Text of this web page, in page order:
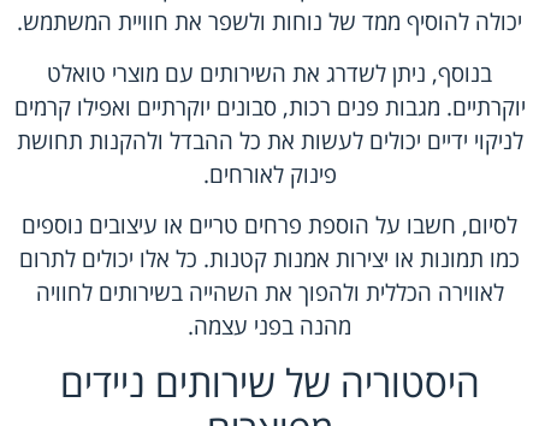
יכולה להוסיף ממד של נוחות ולשפר את חוויית המשתמש.
בנוסף, ניתן לשדרג את השירותים עם מוצרי טואלט
יוקרתיים. מגבות פנים רכות, סבונים יוקרתיים ואפילו קרמים
לניקוי ידיים יכולים לעשות את כל ההבדל ולהקנות תחושת
פינוק לאורחים.
לסיום, חשבו על הוספת פרחים טריים או עיצובים נוספים
כמו תמונות או יצירות אמנות קטנות. כל אלו יכולים לתרום
לאווירה הכללית ולהפוך את השהייה בשירותים לחוויה
מהנה בפני עצמה.
היסטוריה של שירותים ניידים